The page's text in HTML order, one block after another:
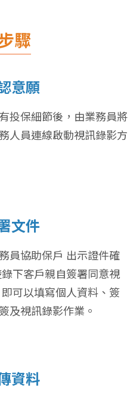
驟
意願
投保細節後，由業務員將
人員連線啟動視訊錄影方
文件
員協助保戶 出示證件確
下客戶親自簽署同意視
可以填寫個人資料、簽
及視訊錄影作業。
資料